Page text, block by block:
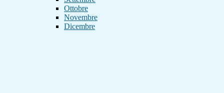
Ottobre
Novembre
Dicembre